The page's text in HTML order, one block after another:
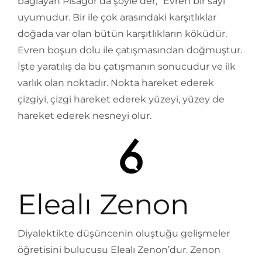
uyumudur. Bir ile çok arasındaki karşıtlıklar
doğada var olan bütün karşıtlıkların köküdür.
Evren boşun dolu ile çatışmasından doğmuştur.
İşte yaratılış da bu çatışmanın sonucudur ve ilk
varlık olan noktadır. Nokta hareket ederek
çizgiyi, çizgi hareket ederek yüzeyi, yüzey de
hareket ederek nesneyi olur.
Elealı Zenon
Diyalektikte düşüncenin oluştuğu gelişmeler
öğretisini bulucusu Elealı Zenon’dur. Zenon